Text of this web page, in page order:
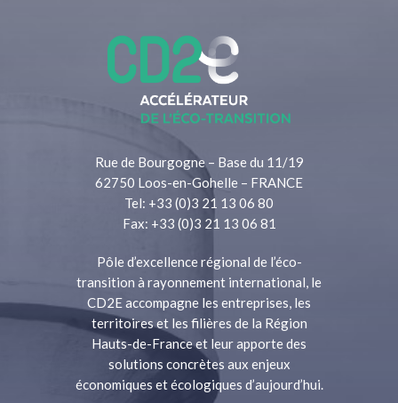
Rue de Bourgogne – Base du 11/19
62750 Loos-en-Gohelle – FRANCE
Tel: +33 (0)3 21 13 06 80
Fax: +33 (0)3 21 13 06 81
Pôle d’excellence régional de l’éco-
transition à rayonnement international, le
CD2E accompagne les entreprises, les
territoires et les filières de la Région
Hauts-de-France et leur apporte des
solutions concrètes aux enjeux
économiques et écologiques d’aujourd’hui.